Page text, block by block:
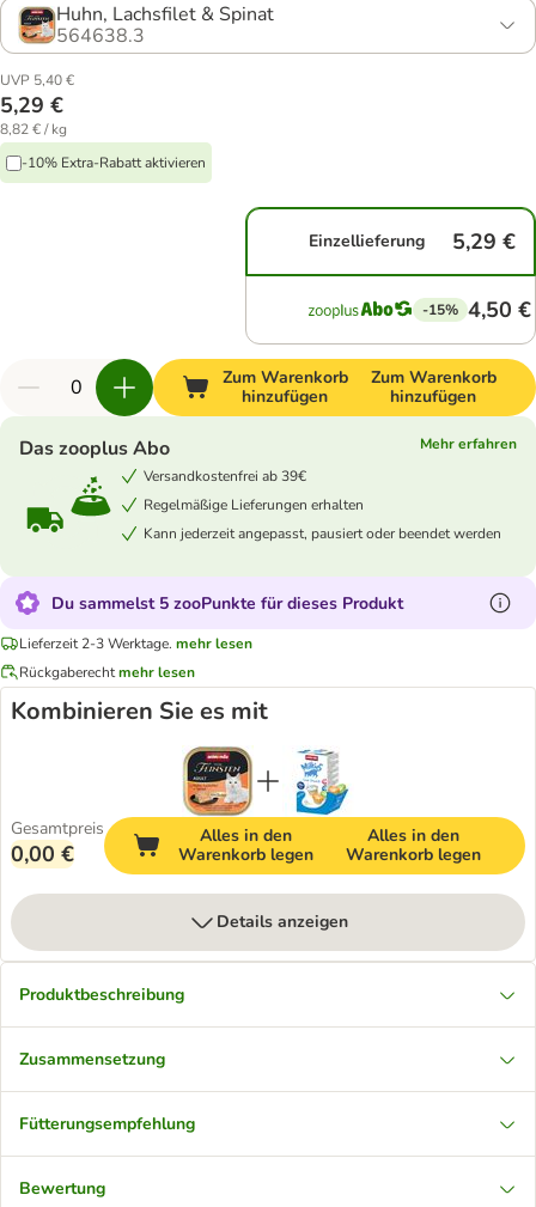
Huhn, Lachsfilet & Spinat
564638.3
UVP 5,40 €
5,29 €
8,82 € / kg
-10% Extra-Rabatt aktivieren
Einzellieferung 5,29 €
-15% 4,50 €
Zum Warenkorb
hinzufügen
Zum Warenkorb
hinzufügen
Das zooplus Abo
Mehr erfahren
Versandkostenfrei ab 39€
Regelmäßige Lieferungen erhalten
Kann jederzeit angepasst, pausiert oder beendet werden
Du sammelst 5 zooPunkte für dieses Produkt
Lieferzeit 2-3 Werktage. mehr lesen
Rückgaberechtmehr lesen
Kombinieren Sie es mit
Gesamtpreis
0,00 €
Alles in den
Warenkorb legen
Alles in den
Warenkorb legen
Details anzeigen
Produktbeschreibung
Zusammensetzung
Fütterungsempfehlung
Bewertung